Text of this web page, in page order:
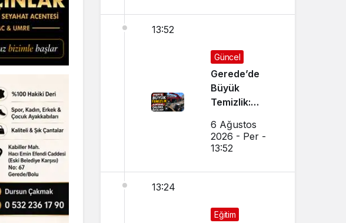
13:52
Güncel
Gerede’de
Büyük
Temizlik:
Çalışma
Başlatıldı
6 Ağustos
2026 - Per -
13:52
13:24
Eğitim